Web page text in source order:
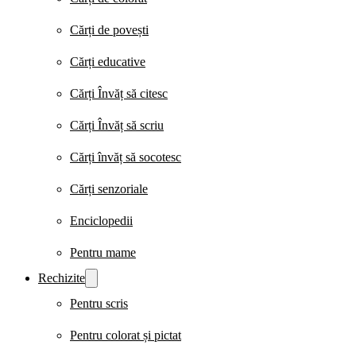
Cărți de povești
Cărți educative
Cărți Învăț să citesc
Cărți Învăț să scriu
Cărți învăț să socotesc
Cărți senzoriale
Enciclopedii
Pentru mame
Rechizite
Pentru scris
Pentru colorat și pictat